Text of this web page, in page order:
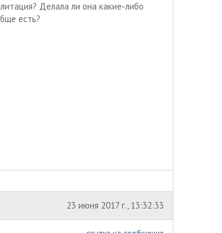
Делала ли она какие-либо
есть?
23 июня 2017 г., 13:32:33